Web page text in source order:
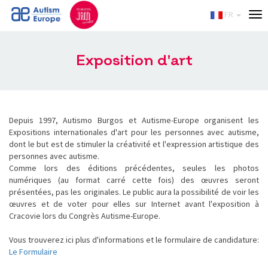
Enable
Web
FR
Exposition d'art
Depuis 1997, Autismo Burgos et Autisme-Europe organisent les
Expositions internationales d'art pour les personnes avec autisme,
dont le but est de stimuler la créativité et l'expression artistique des
personnes avec autisme.
Comme lors des éditions précédentes, seules les photos
numériques (au format carré cette fois) des œuvres seront
présentées, pas les originales. Le public aura la possibilité de voir les
œuvres et de voter pour elles sur Internet avant l'exposition à
Cracovie lors du Congrès Autisme-Europe.
Vous trouverez ici plus d'informations et le formulaire de candidature:
Le Formulaire